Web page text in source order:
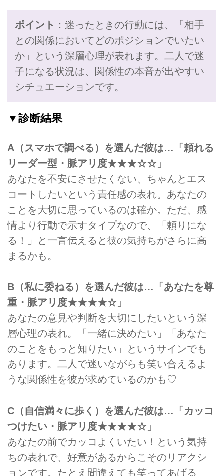
ポイント ：迷ったときの行動には、「相手
との関係においてどのポジションでいたい
か」という深層心理が表れます。二人で迷
子になる状況は、関係性の本音が出やすい
シチュエーションです。
▼診断結果
A（スマホで調べる）を選んだ彼は…「頼れる
リーダー型・脈アリ度★★★☆☆」
あなたを不安にさせたくない、ちゃんとエス
コートしたいという責任感の表れ。あなたの
ことを大切に思っているのは確か。ただ、感
情より行動で示すタイプなので、「頼りにな
る！」と一言伝えると彼の気持ちがさらに高
まるかも。
B（私に委ねる）を選んだ彼は…「あなたを尊
重・脈アリ度★★★★☆」
あなたの意見や判断を大切にしたいという深
層心理の表れ。「一緒に決めたい」「あなた
のことをもっと知りたい」というサインでも
あります。二人で迷いながらも笑い合えるよ
うな関係性を彼が求めているのかも♡
C（自信満々に歩く）を選んだ彼は…「カッコ
つけたい・脈アリ度★★★★☆」
あなたの前でカッコよくいたい！という気持
ちの表れで、好意があるからこそのリアクシ
ョンです。たとえ間違えても笑ってあげる